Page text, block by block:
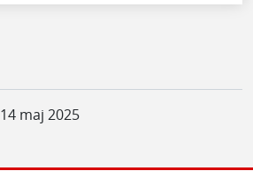
14 maj 2025